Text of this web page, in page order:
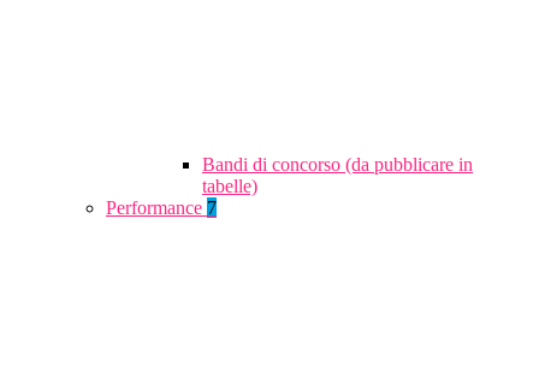
Bandi di concorso (da pubblicare in
tabelle)
Performance 7